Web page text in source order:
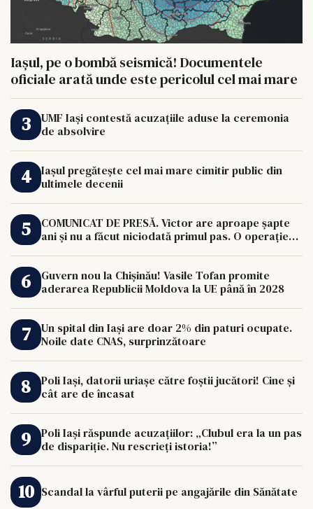
Iașul, pe o bombă seismică! Documentele
oficiale arată unde este pericolul cel mai mare
UMF Iași contestă acuzațiile aduse la ceremonia
de absolvire
Iașul pregătește cel mai mare cimitir public din
ultimele decenii
COMUNICAT DE PRESĂ. Victor are aproape șapte
ani și nu a făcut niciodată primul pas. O operație
Guvern nou la Chișinău! Vasile Tofan promite
aderarea Republicii Moldova la UE până în 2028
Un spital din Iași are doar 2% din paturi ocupate.
Noile date CNAS, surprinzătoare
Poli Iași, datorii uriașe către foștii jucători! Cine și
cât are de încasat
Poli Iași răspunde acuzațiilor: „Clubul era la un pas
de dispariție. Nu rescrieți istoria!”
Scandal la vârful puterii pe angajările din Sănătate